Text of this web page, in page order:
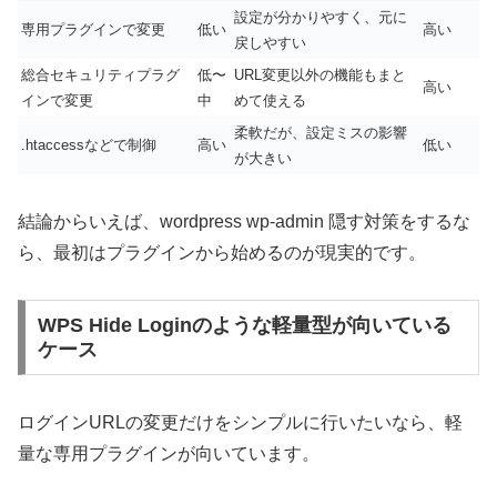
専用プラグインで変更 低い
設定が分かりやすく、元に
戻しやすい
高い
総合セキュリティプラグ
インで変更
低〜
中
URL変更以外の機能もまと
めて使える
高い
.htaccessなどで制御 高い
柔軟だが、設定ミスの影響
が大きい
低い
結論からいえば、wordpress wp-admin 隠す対策をするな
ら、最初はプラグインから始めるのが現実的です。
WPS Hide Loginのような軽量型が向いている
ケース
ログインURLの変更だけをシンプルに行いたいなら、軽
量な専用プラグインが向いています。